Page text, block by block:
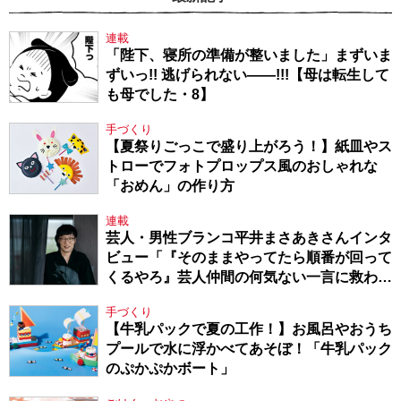
連載
「陛下、寝所の準備が整いました」まずいま
ずいっ!! 逃げられない――!!!【母は転生して
も母でした・8】
手づくり
【夏祭りごっこで盛り上がろう！】紙皿やス
トローでフォトプロップス風のおしゃれな
「おめん」の作り方
連載
芸人・男性ブランコ平井まさあきさんインタ
ビュー「『そのままやってたら順番が回って
くるやろ』芸人仲間の何気ない一言に救われ
手づくり
【牛乳パックで夏の工作！】お風呂やおうち
プールで水に浮かべてあそぼ！「牛乳パック
のぷかぷかボート」